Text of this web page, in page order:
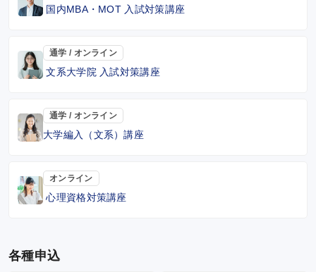
国内MBA・MOT 入試対策講座
通学 / オンライン
文系大学院 入試対策講座
通学 / オンライン
大学編入（文系）講座
オンライン
心理資格対策講座
各種申込